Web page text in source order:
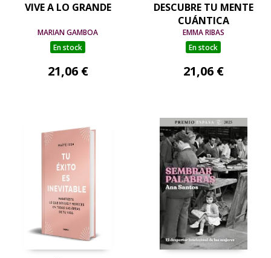
VIVE A LO GRANDE
MARIAN GAMBOA
En stock
21,06 €
DESCUBRE TU MENTE
CUÁNTICA
EMMA RIBAS
En stock
21,06 €